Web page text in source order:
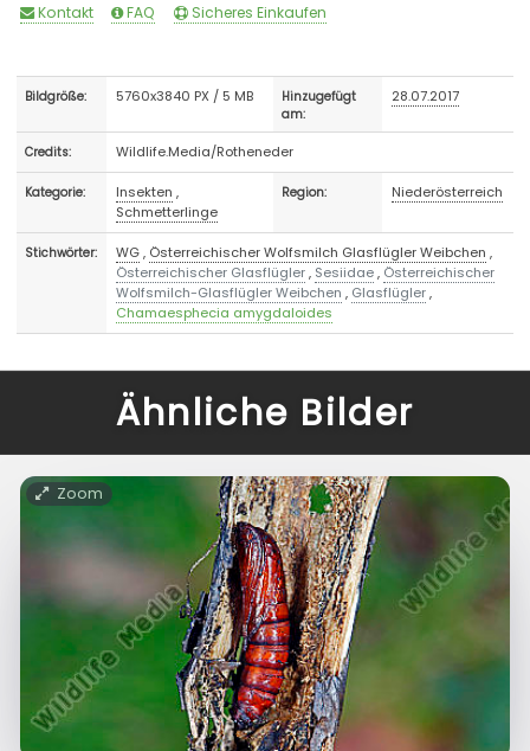
Kontakt FAQ Sicheres Einkaufen
Bildgröße: 5760x3840 PX / 5 MB
Hinzugefügt
am:
28.07.2017
Credits: Wildlife.Media/Rotheneder
Kategorie: Insekten ,
Schmetterlinge
Region: Niederösterreich
Stichwörter: WG, Österreichischer Wolfsmilch Glasflügler Weibchen ,
Österreichischer Glasflügler, Sesiidae, Österreichischer
Wolfsmilch-Glasflügler Weibchen , Glasflügler,
Chamaesphecia amygdaloides
Ähnliche Bilder
Zoom